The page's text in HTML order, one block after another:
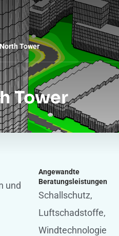
Tower
Tower
und
Angewandte
Beratungsleistungen
Schallschutz,
Luftschadstoffe,
Windtechnologie